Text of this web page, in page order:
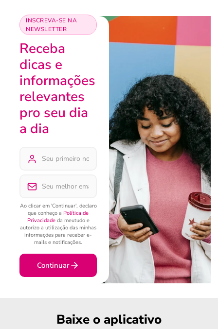
INSCREVA-SE NA
NEWSLETTER
Receba
dicas e
informações
relevantes
pro seu dia
a dia
Ao clicar em 'Continuar', declaro
que conheço a Política de
Privacidadeda meutudo e
autorizo a utilização das minhas
informações para receber e-
mails e notificações.
Continuar
Baixe o aplicativo